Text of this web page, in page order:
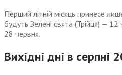
Перший літній місяць принесе
будуть Зелені свята (Трійця) —
28 червня.
Вихідні дні в серпні